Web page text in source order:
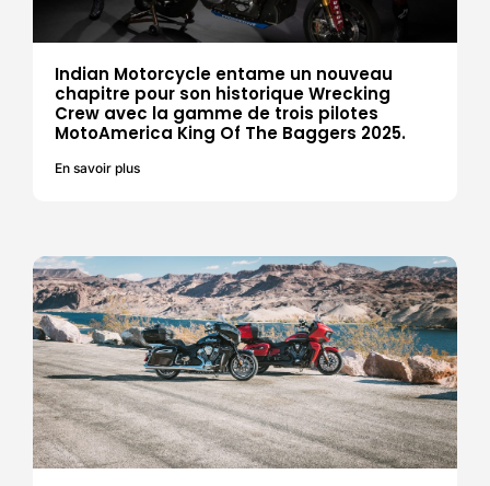
Indian Motorcycle entame un nouveau
chapitre pour son historique Wrecking
Crew avec la gamme de trois pilotes
MotoAmerica King Of The Baggers 2025.
En savoir plus